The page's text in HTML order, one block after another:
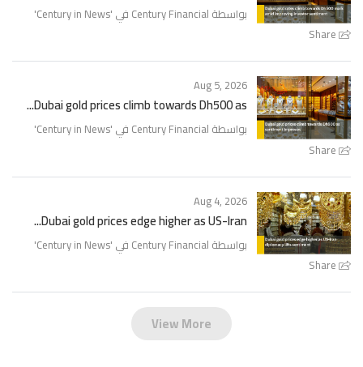
Share
بواسطة Century Financial في ' Century in News
'
Share
Aug 5, 2026
Dubai gold prices climb towards Dh500 as...
بواسطة Century Financial في ' Century in News
'
Share
Aug 4, 2026
Dubai gold prices edge higher as US-Iran...
بواسطة Century Financial في ' Century in News
'
View More